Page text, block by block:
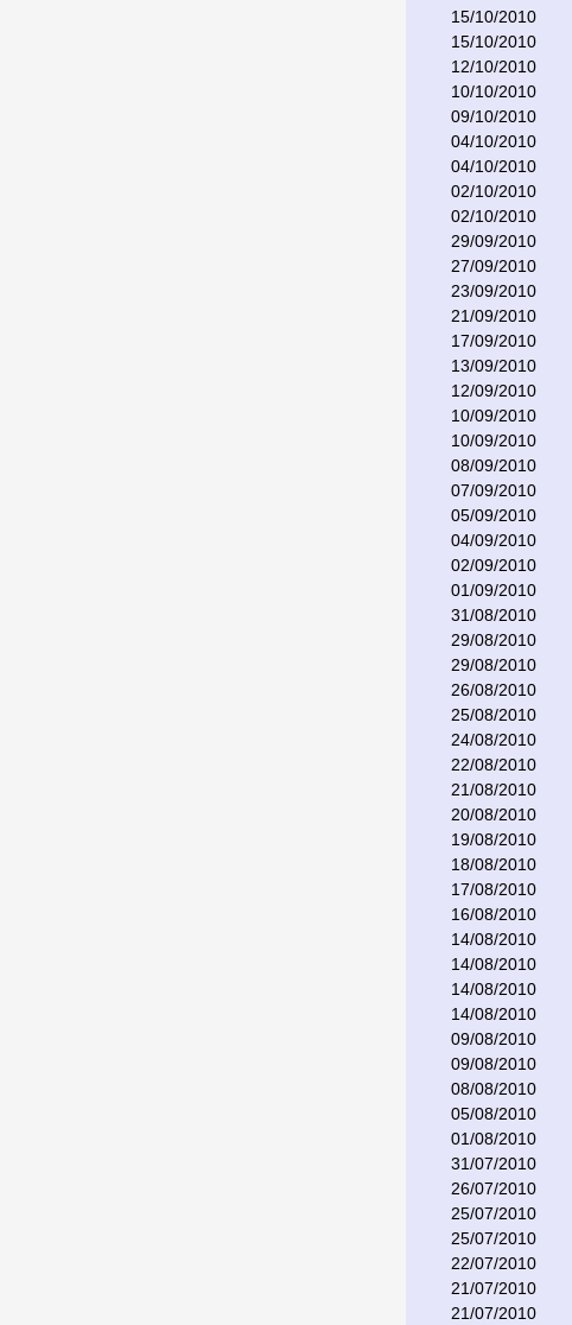
15/10/2010
15/10/2010
12/10/2010
10/10/2010
09/10/2010
04/10/2010
04/10/2010
02/10/2010
02/10/2010
29/09/2010
27/09/2010
23/09/2010
21/09/2010
17/09/2010
13/09/2010
12/09/2010
10/09/2010
10/09/2010
08/09/2010
07/09/2010
05/09/2010
04/09/2010
02/09/2010
01/09/2010
31/08/2010
29/08/2010
29/08/2010
26/08/2010
25/08/2010
24/08/2010
22/08/2010
21/08/2010
20/08/2010
19/08/2010
18/08/2010
17/08/2010
16/08/2010
14/08/2010
14/08/2010
14/08/2010
14/08/2010
09/08/2010
09/08/2010
08/08/2010
05/08/2010
01/08/2010
31/07/2010
26/07/2010
25/07/2010
25/07/2010
22/07/2010
21/07/2010
21/07/2010